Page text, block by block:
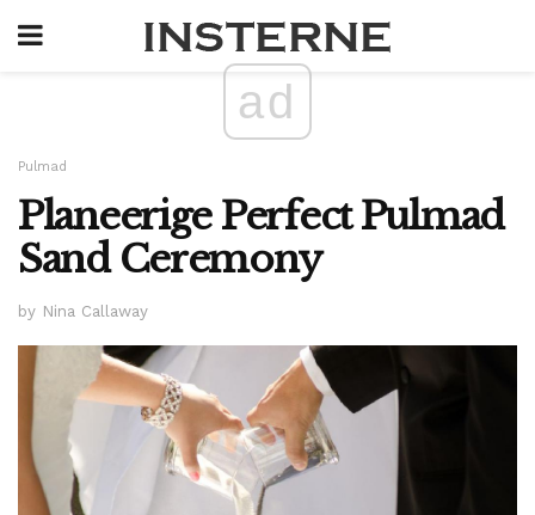
ad
Pulmad
Planeerige Perfect Pulmad
Sand Ceremony
by Nina Callaway